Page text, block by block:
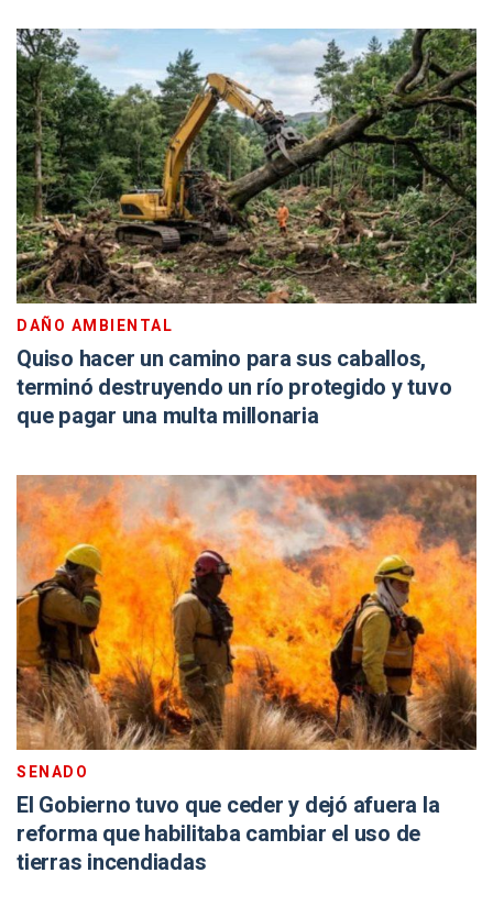
DAÑO AMBIENTAL
Quiso hacer un camino para sus caballos,
terminó destruyendo un río protegido y tuvo
que pagar una multa millonaria
SENADO
El Gobierno tuvo que ceder y dejó afuera la
reforma que habilitaba cambiar el uso de
tierras incendiadas